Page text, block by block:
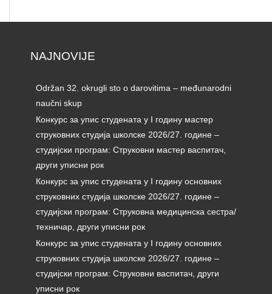
NAJNOVIJE
Održan 32. okrugli sto o darovitima – međunarodni
naučni skup
Конкурс за упис студената у I годину мастер
струковних студија школске 2026/27. године –
студијски програм: Струковни мастер васпитач,
други уписни рок
Конкурс за упис студената у I годину основних
струковних студија школске 2026/27. године –
студијски програм: Струковна медицинска сестра/
техничар, други уписни рок
Конкурс за упис студената у I годину основних
струковних студија школске 2026/27. године –
студијски програм: Струковни васпитач, други
уписни рок